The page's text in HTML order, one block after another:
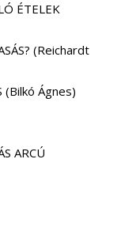
ÉTELEK
(Reichardt
(Bilkó Ágnes)
ARCÚ